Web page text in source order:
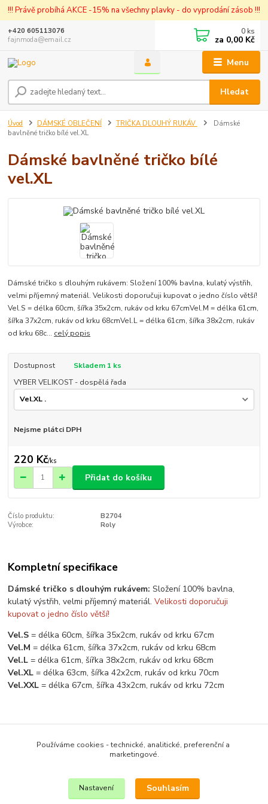
!!! Právě probíhá AKCE -15% na všechny plavky - do vyprodání zásob !!!
Menu
Hledat
+420 605113076
fajnmoda@email.cz
0 ks
za 0,00 Kč
Úvod DÁMSKÉ OBLEČENÍ TRIČKA DLOUHÝ RUKÁV
Dámské
bavlněné tričko bílé vel.XL
Dámské bavlněné tričko bílé
vel.XL
Dámské tričko s dlouhým rukávem: Složení 100% bavlna, kulatý výstřih,
velmi příjemný materiál. Velikosti doporučuji kupovat o jedno číslo větší!
Vel.S = délka 60cm, šířka 35x2cm, rukáv od krku 67cmVel.M = délka 61cm,
šířka 37x2cm, rukáv od krku 68cmVel.L = délka 61cm, šířka 38x2cm, rukáv
od krku 68c... celý popis
Dostupnost
Skladem 1 ks
VYBER VELIKOST - dospělá řada
Nejsme plátci DPH
220 Kč/ks
Přidat do košíku
Číslo produktu:
B2704
Výrobce:
Roly
Kompletní specifikace
Dámské tričko s dlouhým rukávem: Složení 100% bavlna,
kulatý výstřih, velmi příjemný materiál.Velikosti doporučuji
kupovat o jedno číslo větší!
Vel.S= délka 60cm, šířka 35x2cm, rukáv od krku 67cm
Vel.M= délka 61cm, šířka 37x2cm, rukáv od krku 68cm
Vel.L = délka 61cm, šířka 38x2cm, rukáv od krku 68cm
Vel.XL = délka 63cm, šířka 42x2cm, rukáv od krku 70cm
Vel.XXL= délka 67cm, šířka 43x2cm, rukáv od krku 72cm
Zboží zařazeno v kategoriích
DÁMSKÉ OBLEČENÍ
Používáme cookies - technické, analitické, preferenční a
marketingové.
Nastavení Souhlasím